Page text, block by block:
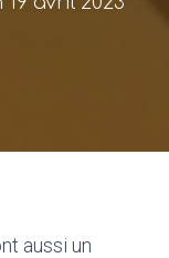
aussi un